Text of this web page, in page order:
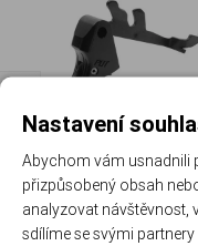
Spoušt Walther PDP
Performance Duty
sestava
WAL 2851130
Skladem
Nastavení
Abychom vám usnadnili
přizpůsobený obsah
analyzovat návštěvnost,
sdílíme se svými